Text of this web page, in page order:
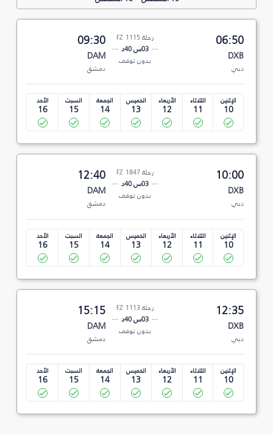
06:50
DXB
دبي
رحلة FZ 1115
03س 40د
بدون توقف
09:30
DAM
دمشق
الإثنين
10
الثلاثاء
11
الأربعاء
12
الخميس
13
الجمعة
14
السبت
15
الأحد
16
10:00
DXB
دبي
رحلة FZ 1847
03س 40د
بدون توقف
12:40
DAM
دمشق
الإثنين
10
الثلاثاء
11
الأربعاء
12
الخميس
13
الجمعة
14
السبت
15
الأحد
16
12:35
DXB
دبي
رحلة FZ 1113
03س 40د
بدون توقف
15:15
DAM
دمشق
الإثنين
10
الثلاثاء
11
الأربعاء
12
الخميس
13
الجمعة
14
السبت
15
الأحد
16